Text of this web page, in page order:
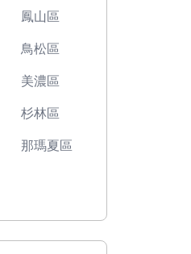
鳳山區
鳥松區
美濃區
杉林區
那瑪夏區